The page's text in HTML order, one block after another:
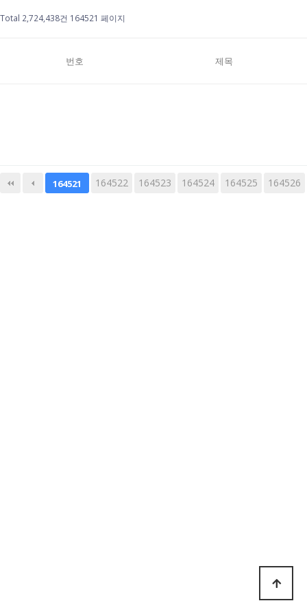
Total 2,724,438건 164521 페이지
번호 제목
164521 164522 164523 164524 164525 164526
다음 맨끝